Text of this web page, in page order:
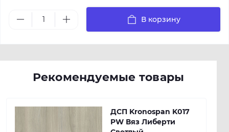
В корзину
Рекомендуемые товары
ДСП Kronospan K017
PW Вяз Либерти